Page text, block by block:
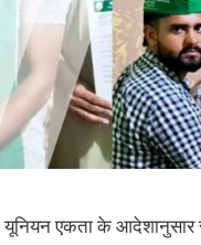
यूनियन एकता के आदेशानुसार